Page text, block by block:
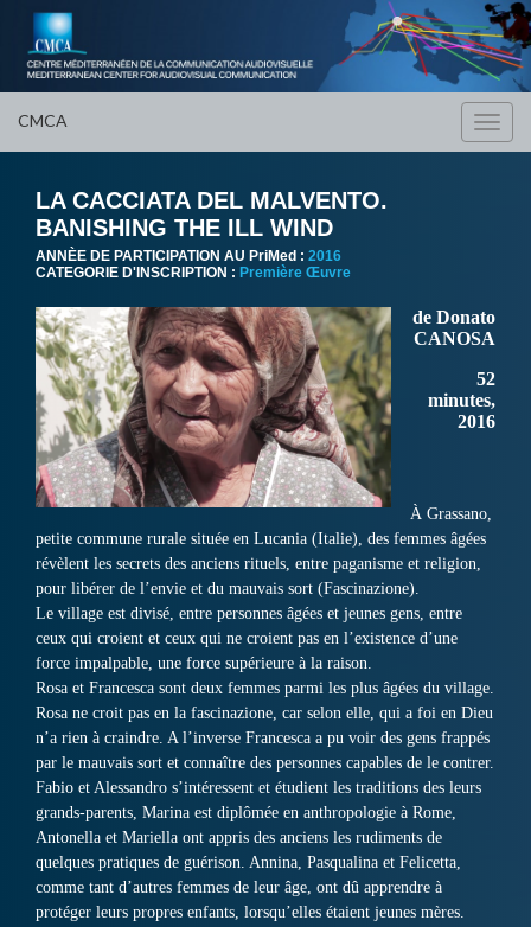
CMCA
LA CACCIATA DEL MALVENTO.
BANISHING THE ILL WIND
ANNÈE DE PARTICIPATION AU PriMed : 2016
CATEGORIE D'INSCRIPTION : Première Œuvre
de Donato
CANOSA
52
minutes,
2016
À Grassano,
petite commune rurale située en Lucania (Italie), des femmes âgées
révèlent les secrets des anciens rituels, entre paganisme et religion,
pour libérer de l’envie et du mauvais sort (Fascinazione).
Le village est divisé, entre personnes âgées et jeunes gens, entre
ceux qui croient et ceux qui ne croient pas en l’existence d’une
force impalpable, une force supérieure à la raison.
Rosa et Francesca sont deux femmes parmi les plus âgées du village.
Rosa ne croit pas en la fascinazione, car selon elle, qui a foi en Dieu
n’a rien à craindre. A l’inverse Francesca a pu voir des gens frappés
par le mauvais sort et connaître des personnes capables de le contrer.
Fabio et Alessandro s’intéressent et étudient les traditions des leurs
grands-parents, Marina est diplômée en anthropologie à Rome,
Antonella et Mariella ont appris des anciens les rudiments de
quelques pratiques de guérison. Annina, Pasqualina et Felicetta,
comme tant d’autres femmes de leur âge, ont dû apprendre à
protéger leurs propres enfants, lorsqu’elles étaient jeunes mères.